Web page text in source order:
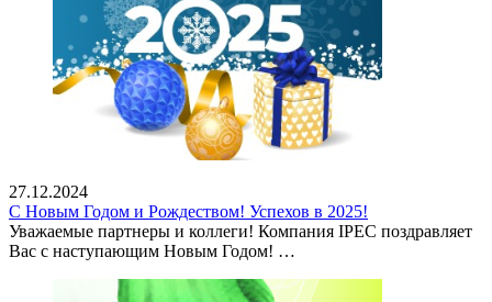
27.12.2024
С Новым Годом и Рождеством! Успехов в 2025!
Уважаемые партнеры и коллеги! Компания IPEC поздравляет
Вас с наступающим Новым Годом! …